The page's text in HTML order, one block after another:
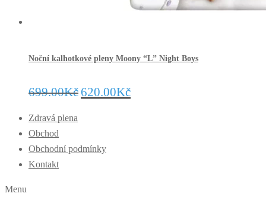
Noční kalhotkové pleny Moony “L” Night Boys
699.00Kč 620.00Kč
Zdravá plena
Obchod
Obchodní podmínky
Kontakt
Menu